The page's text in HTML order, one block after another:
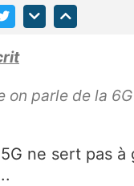
on parle de la
ne sert pas à